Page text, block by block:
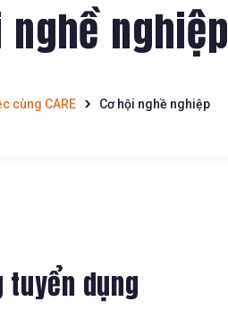
nghề nghiệp
cùng CARE Cơ hội nghề nghiệp
dụng